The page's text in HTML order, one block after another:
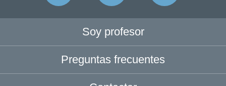
Soy profesor
Preguntas frecuentes